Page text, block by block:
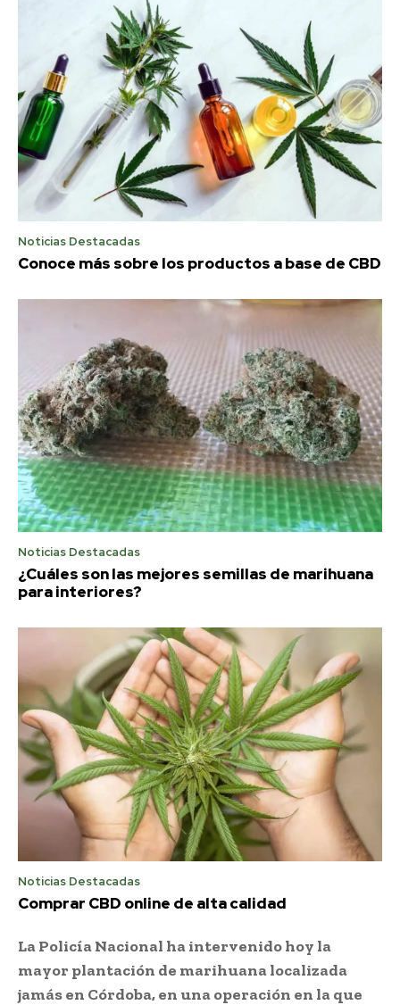
Noticias Destacadas
Conoce más sobre los productos a base de CBD
Noticias Destacadas
¿Cuáles son las mejores semillas de marihuana
para interiores?
Noticias Destacadas
Comprar CBD online de alta calidad
La Policía Nacional ha intervenido hoy la
mayor plantación de marihuana localizada
jamás en Córdoba, en una operación en la que